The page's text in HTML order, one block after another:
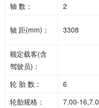
轴 数： 2
轴 距(mm)： 3308
额定载客(含
驾驶员)：
轮 胎 数：
6
轮胎规格：
7.00-